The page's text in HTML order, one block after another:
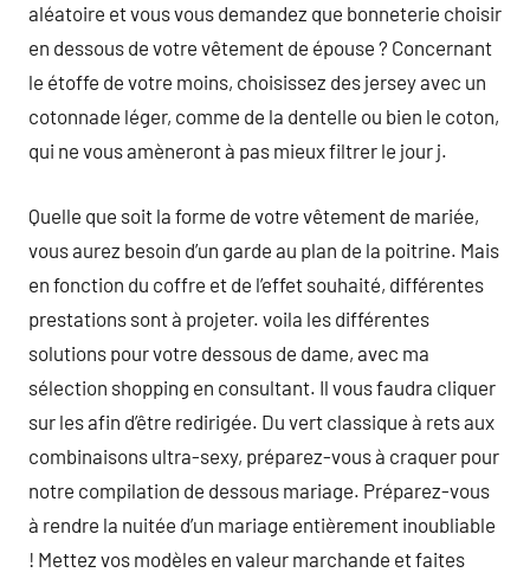
aléatoire et vous vous demandez que bonneterie choisir
en dessous de votre vêtement de épouse ? Concernant
le étoffe de votre moins, choisissez des jersey avec un
cotonnade léger, comme de la dentelle ou bien le coton,
qui ne vous amèneront à pas mieux filtrer le jour j.
Quelle que soit la forme de votre vêtement de mariée,
vous aurez besoin d’un garde au plan de la poitrine. Mais
en fonction du coffre et de l’effet souhaité, différentes
prestations sont à projeter. voila les différentes
solutions pour votre dessous de dame, avec ma
sélection shopping en consultant. Il vous faudra cliquer
sur les afin d’être redirigée. Du vert classique à rets aux
combinaisons ultra-sexy, préparez-vous à craquer pour
notre compilation de dessous mariage. Préparez-vous
à rendre la nuitée d’un mariage entièrement inoubliable
! Mettez vos modèles en valeur marchande et faites